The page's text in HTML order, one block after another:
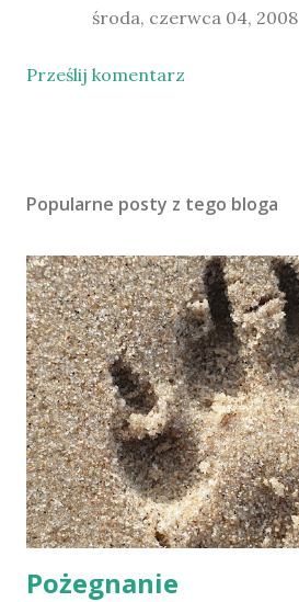
środa, czerwca 04, 2008
Prześlij komentarz
Popularne posty z tego bloga
Pożegnanie